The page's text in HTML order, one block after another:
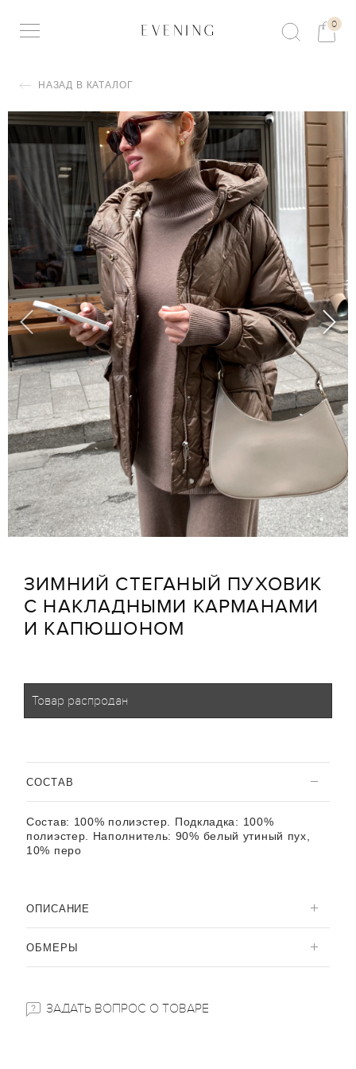
0
НАЗАД В КАТАЛОГ
ЗИМНИЙ СТЕГАНЫЙ ПУХОВИК
С НАКЛАДНЫМИ КАРМАНАМИ
И КАПЮШОНОМ
Товар распродан
CОСТАВ
Состав: 100% полиэстер. Подкладка: 100%
полиэстер. Наполнитель: 90% белый утиный пух,
10% перо
ОПИСАНИЕ
ОБМЕРЫ
ЗАДАТЬ ВОПРОС О ТОВАРЕ